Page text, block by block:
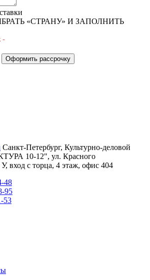
«СТРАНУ» И ЗАПОЛНИТЬ
-
Оформить рассрочку
Санкт-Петербург, Культурно-деловой
10-12", ул. Красного
вход с торца, 4 этаж, офис 404
48
95
53